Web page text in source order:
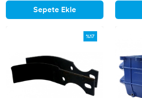
Sepete Ekle
%17